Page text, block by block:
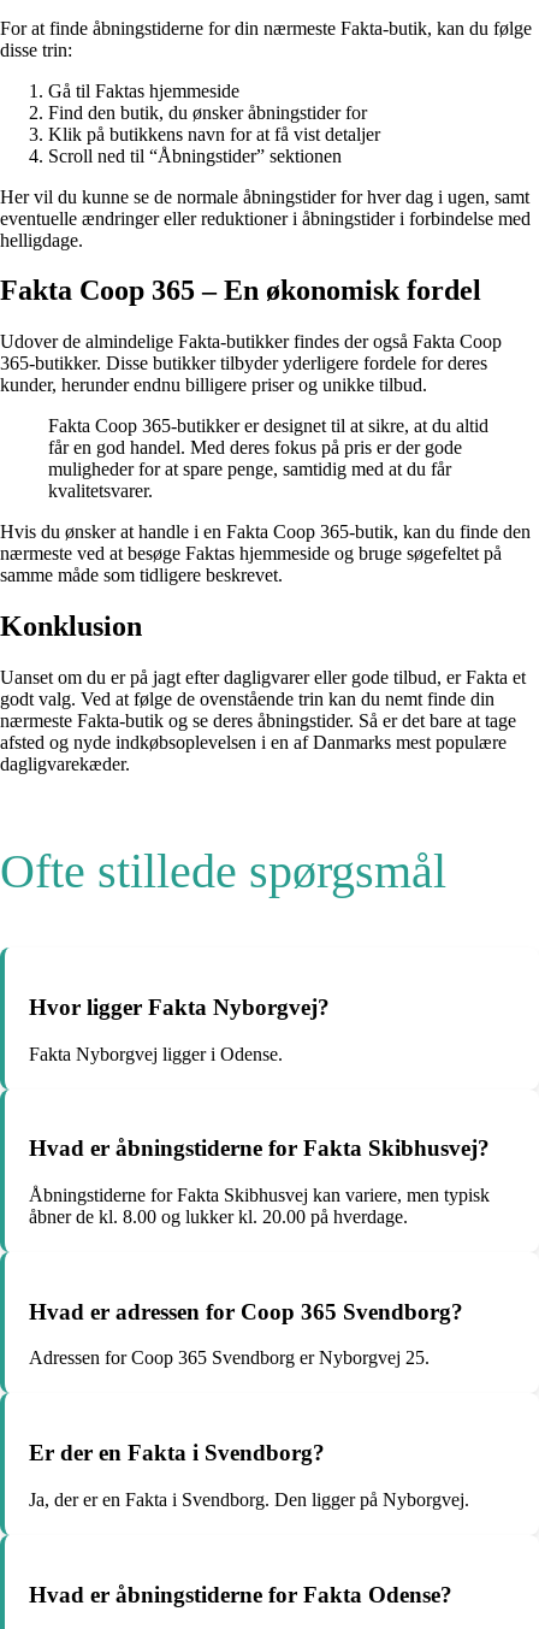
For at finde åbningstiderne for din nærmeste Fakta-butik, kan du følge
disse trin:
Gå til Faktas hjemmeside
Find den butik, du ønsker åbningstider for
Klik på butikkens navn for at få vist detaljer
Scroll ned til “Åbningstider” sektionen
Her vil du kunne se de normale åbningstider for hver dag i ugen, samt
eventuelle ændringer eller reduktioner i åbningstider i forbindelse med
helligdage.
Fakta Coop 365 – En økonomisk fordel
Udover de almindelige Fakta-butikker findes der også Fakta Coop
365-butikker. Disse butikker tilbyder yderligere fordele for deres
kunder, herunder endnu billigere priser og unikke tilbud.
Fakta Coop 365-butikker er designet til at sikre, at du altid
får en god handel. Med deres fokus på pris er der gode
muligheder for at spare penge, samtidig med at du får
kvalitetsvarer.
Hvis du ønsker at handle i en Fakta Coop 365-butik, kan du finde den
nærmeste ved at besøge Faktas hjemmeside og bruge søgefeltet på
samme måde som tidligere beskrevet.
Konklusion
Uanset om du er på jagt efter dagligvarer eller gode tilbud, er Fakta et
godt valg. Ved at følge de ovenstående trin kan du nemt finde din
nærmeste Fakta-butik og se deres åbningstider. Så er det bare at tage
afsted og nyde indkøbsoplevelsen i en af Danmarks mest populære
dagligvarekæder.
Ofte stillede spørgsmål
Hvor ligger Fakta Nyborgvej?
Fakta Nyborgvej ligger i Odense.
Hvad er åbningstiderne for Fakta Skibhusvej?
Åbningstiderne for Fakta Skibhusvej kan variere, men typisk
åbner de kl. 8.00 og lukker kl. 20.00 på hverdage.
Hvad er adressen for Coop 365 Svendborg?
Adressen for Coop 365 Svendborg er Nyborgvej 25.
Er der en Fakta i Svendborg?
Ja, der er en Fakta i Svendborg. Den ligger på Nyborgvej.
Hvad er åbningstiderne for Fakta Odense?